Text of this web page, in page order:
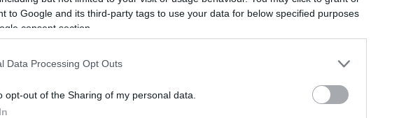
to Google and its third-party tags to use your data for below specified purposes
consent section.
Data Processing Opt Outs
opt-out of the Sharing of my personal data.